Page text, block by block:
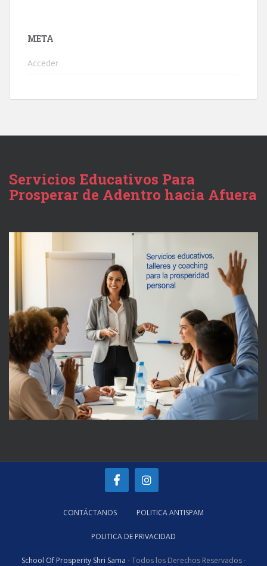
META
Acceder
Servicios Educativos Para
Prosperar de Adentro hacia Afuera
CONTÁCTANOS POLITICA ANTISPAM
POLITICA DE PRIVACIDAD
School Of Prosperity Shri Sama - Todos los Derechos Reservados -